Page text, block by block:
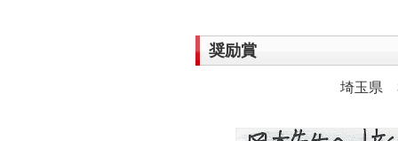
奨励賞
埼玉県